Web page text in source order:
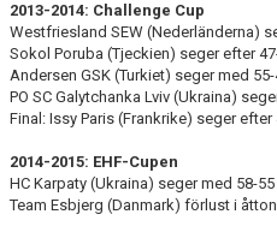
2013-2014: Challenge Cup
Westfriesland SEW (Nederländerna)
Sokol Poruba (Tjeckien) seger efter
Andersen GSK (Turkiet) seger med 55-
PO SC Galytchanka Lviv (Ukraina)
Final: Issy Paris (Frankrike) seger
2014-2015: EHF-Cupen
HC Karpaty (Ukraina) seger med 58-55
Team Esbjerg (Danmark) förlust i